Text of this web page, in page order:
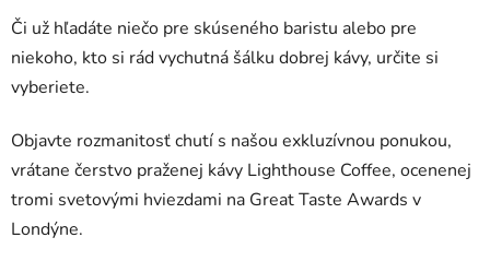
Či už hľadáte niečo pre skúseného baristu alebo pre
niekoho, kto si rád vychutná šálku dobrej kávy, určite si
vyberiete.
Objavte rozmanitosť chutí s našou exkluzívnou ponukou,
vrátane čerstvo praženej kávy Lighthouse Coffee, ocenenej
tromi svetovými hviezdami na Great Taste Awards v
Londýne.